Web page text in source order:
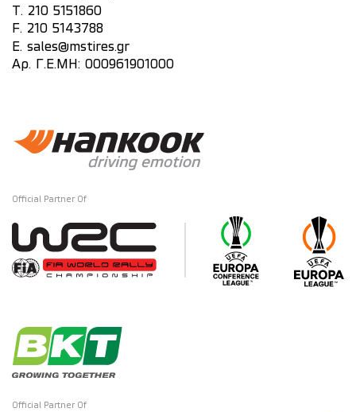
T. 210 5151860
F. 210 5143788
E. sales@mstires.gr
Αρ. Γ.Ε.ΜΗ: 000961901000
Official Partner Of
Official Partner Of